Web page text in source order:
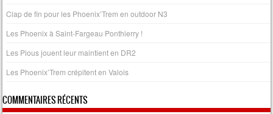
Clap de fin pour les Phoenix’Trem en outdoor N3
Les Phoenix à Saint-Fargeau Ponthierry !
Les Pious jouent leur maintient en DR2
Les Phoenix’Trem crépitent en Valois
COMMENTAIRES RÉCENTS